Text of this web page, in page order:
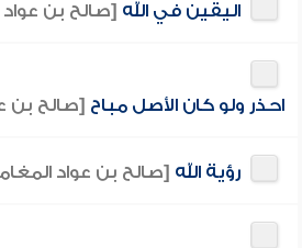
اليقين في الله [صالح بن
احذر ولو كان الأصل مباح [صالح بن
رؤية الله [صالح بن عواد